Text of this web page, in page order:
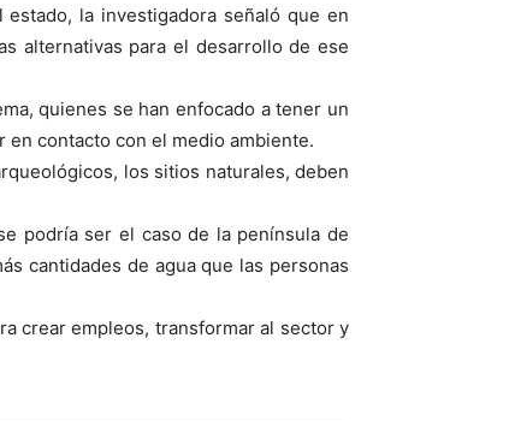
la investigadora señaló que en
alternativas para el desarrollo de ese
quienes se han enfocado a tener un
contacto con el medio ambiente.
los sitios naturales, deben
podría ser el caso de la península de
cantidades de agua que las personas
crear empleos, transformar al sector y